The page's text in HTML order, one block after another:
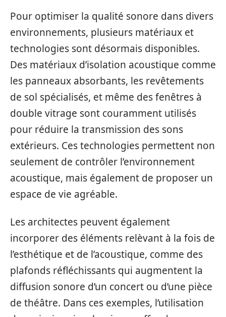
Pour optimiser la qualité sonore dans divers
environnements, plusieurs matériaux et
technologies sont désormais disponibles.
Des matériaux d’isolation acoustique comme
les panneaux absorbants, les revêtements
de sol spécialisés, et même des fenêtres à
double vitrage sont couramment utilisés
pour réduire la transmission des sons
extérieurs. Ces technologies permettent non
seulement de contrôler l’environnement
acoustique, mais également de proposer un
espace de vie agréable.
Les architectes peuvent également
incorporer des éléments relèvant à la fois de
l’esthétique et de l’acoustique, comme des
plafonds réfléchissants qui augmentent la
diffusion sonore d’un concert ou d’une pièce
de théâtre. Dans ces exemples, l’utilisation